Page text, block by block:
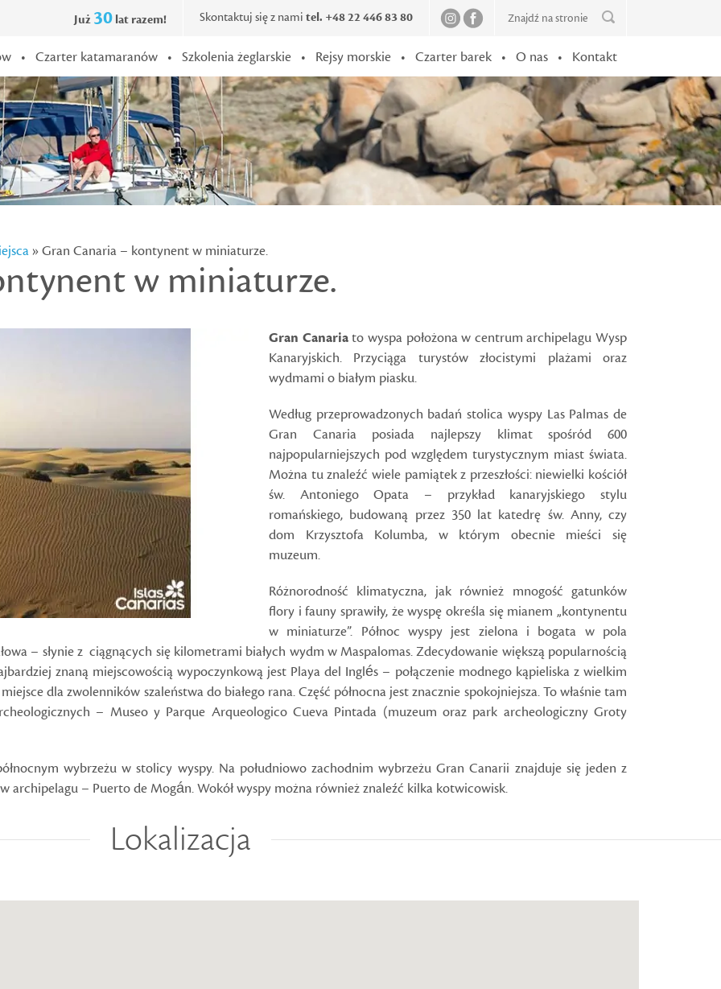
Skontaktuj się z nami tel. +48 22 446 83 80
Już 30 lat razem!
• Czarter katamaranów • Szkolenia żeglarskie • Rejsy morskie • Czarter barek • O nas • Kontakt
» Gran Canaria – kontynent w miniaturze.
w miniaturze.
Gran Canariato wyspa położona w centrum archipelagu Wysp
Kanaryjskich. Przyciąga turystów złocistymi plażami oraz
wydmami o białym piasku.
Według przeprowadzonych badań stolica wyspy Las Palmas de
Gran Canaria posiada najlepszy klimat spośród 600
najpopularniejszych pod względem turystycznym miast świata.
Można tu znaleźć wiele pamiątek z przeszłości: niewielki kościół
św. Antoniego Opata – przykład kanaryjskiego stylu
romańskiego, budowaną przez 350 lat katedrę św. Anny, czy
dom Krzysztofa Kolumba, w którym obecnie mieści się
muzeum.
Różnorodność klimatyczna, jak również mnogość gatunków
flory i fauny sprawiły, że wyspę określa się mianem „kontynentu
w miniaturze”. Północ wyspy jest zielona i bogata w pola
– słynie z ciągnących się kilometrami białych wydm w Maspalomas. Zdecydowanie większą popularnością
znaną miejscowością wypoczynkową jest Playa del Inglés – połączenie modnego kąpieliska z wielkim
dla zwolenników szaleństwa do białego rana. Część północna jest znacznie spokojniejsza. To właśnie tam
– Museo y Parque Arqueologico Cueva Pintada (muzeum oraz park archeologicznyGroty
wybrzeżu w stolicy wyspy. Na południowo zachodnim wybrzeżu Gran Canarii znajduje się jeden z
archipelagu – Puerto de Mogán. Wokół wyspy można również znaleźć kilka kotwicowisk.
Lokalizacja